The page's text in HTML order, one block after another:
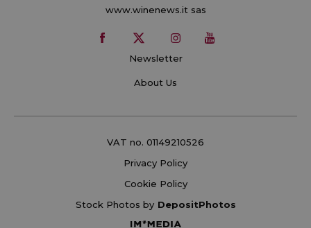
www.winenews.it sas
Newsletter
About Us
VAT no. 01149210526
Privacy Policy
Cookie Policy
Stock Photos by DepositPhotos